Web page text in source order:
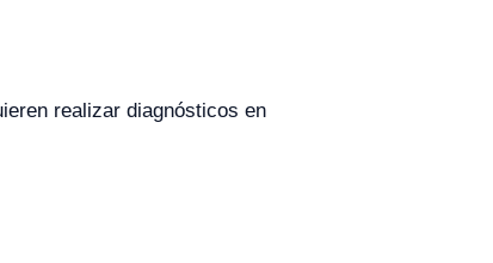
realizar diagnósticos en